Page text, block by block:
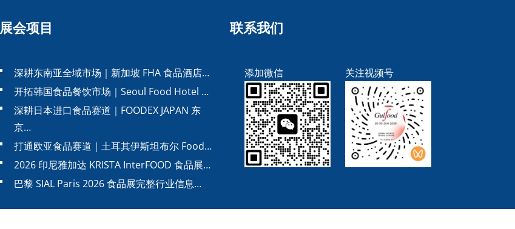
展会项目
深耕东南亚全域市场｜新加坡 FHA 食品酒店…
开拓韩国食品餐饮市场｜Seoul Food Hotel …
深耕日本进口食品赛道｜FOODEX JAPAN 东
京…
打通欧亚食品赛道｜土耳其伊斯坦布尔 Food…
2026 印尼雅加达 KRISTA InterFOOD 食品展…
巴黎 SIAL Paris 2026 食品展完整行业信息…
联系我们
添加微信 关注视频号